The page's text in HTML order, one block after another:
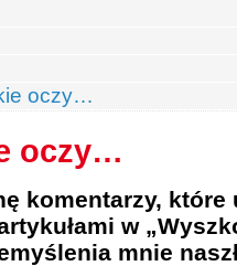
oczy…
oczy…
komentarzy, które
w
mnie